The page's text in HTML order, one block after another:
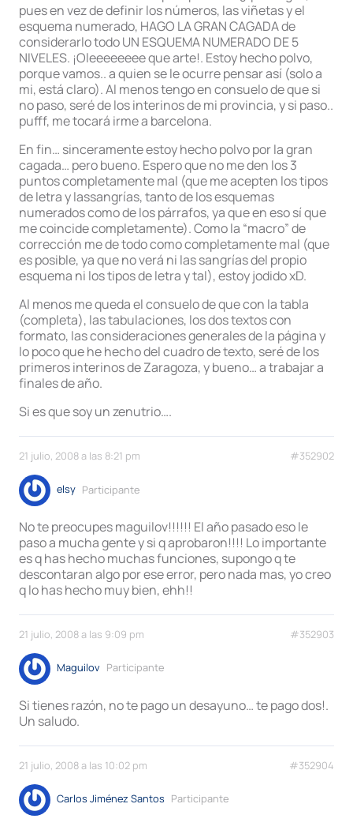
pues en vez de definir los números, las viñetas y el
esquema numerado, HAGO LA GRAN CAGADA de
considerarlo todo UN ESQUEMA NUMERADO DE 5
NIVELES. ¡Oleeeeeeee que arte!. Estoy hecho polvo,
porque vamos.. a quien se le ocurre pensar así (solo a
mi, está claro). Al menos tengo en consuelo de que si
no paso, seré de los interinos de mi provincia, y si paso..
pufff, me tocará irme a barcelona.
En fin… sinceramente estoy hecho polvo por la gran
cagada… pero bueno. Espero que no me den los 3
puntos completamente mal (que me acepten los tipos
de letra y lassangrías, tanto de los esquemas
numerados como de los párrafos, ya que en eso sí que
me coincide completamente). Como la “macro” de
corrección me de todo como completamente mal (que
es posible, ya que no verá ni las sangrías del propio
esquema ni los tipos de letra y tal), estoy jodido xD.
Al menos me queda el consuelo de que con la tabla
(completa), las tabulaciones, los dos textos con
formato, las consideraciones generales de la página y
lo poco que he hecho del cuadro de texto, seré de los
primeros interinos de Zaragoza, y bueno… a trabajar a
finales de año.
Si es que soy un zenutrio….
21 julio, 2008 a las 8:21 pm #352902
elsy Participante
No te preocupes maguilov!!!!!! El año pasado eso le
paso a mucha gente y si q aprobaron!!!! Lo importante
es q has hecho muchas funciones, supongo q te
descontaran algo por ese error, pero nada mas, yo creo
q lo has hecho muy bien, ehh!!
21 julio, 2008 a las 9:09 pm #352903
Maguilov Participante
Si tienes razón, no te pago un desayuno… te pago dos!.
Un saludo.
21 julio, 2008 a las 10:02 pm #352904
Carlos Jiménez Santos Participante